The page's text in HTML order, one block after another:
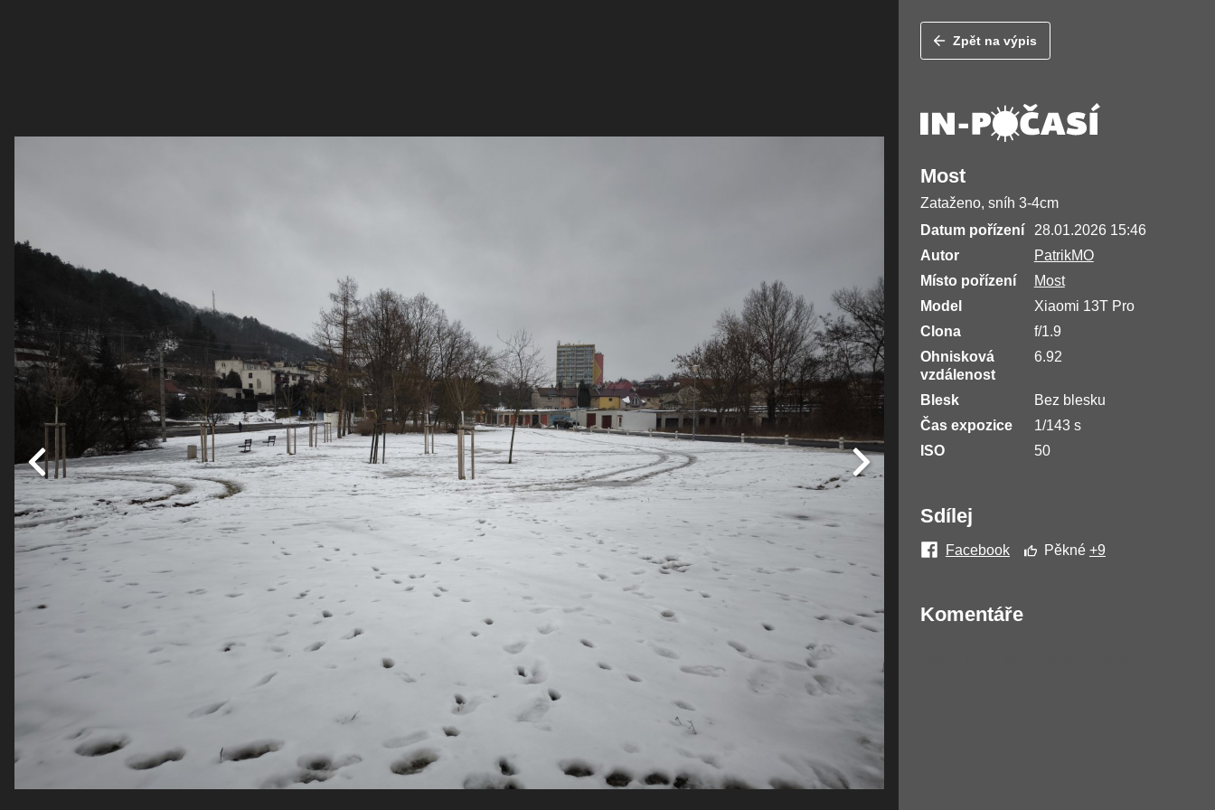
Zpět na výpis
Most
Zataženo, sníh 3-4cm
Datum pořízení
28.01.2026 15:46
Autor
PatrikMO
Místo pořízení
Most
Model
Xiaomi 13T Pro
Clona
f/1.9
Ohnisková
vzdálenost
6.92
Blesk
Bez blesku
Čas expozice
1/143 s
ISO
50
Sdílej
Facebook Pěkné +9
Komentáře